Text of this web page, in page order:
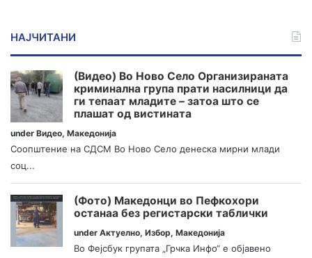
НАЈЧИТАНИ
(Видео) Во Ново Село Организираната
криминална група прати насилници да
ги тепаат младите – затоа што се
плашат од вистината
under Видео, Македонија
Соопштение на СДСМ Во Ново Село денеска мирни млади
соц...
(Фото) Македонци во Пефкохори
останаа без регистарски таблички
under Актуелно, Избор, Македонија
Во Фејсбук групата „Грчка Инфо“ е објавено